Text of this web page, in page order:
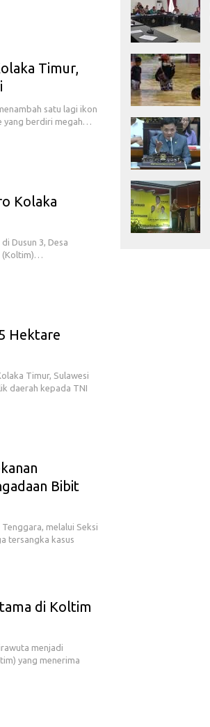
Timur,
satu lagi ikon
yang berdiri megah…
Kolaka
Dusun 3, Desa
(Koltim)…
Hektare
Timur, Sulawesi
daerah kepada TNI
Bibit
melalui Seksi
tersangka kasus
di Koltim
menjadi
yang menerima